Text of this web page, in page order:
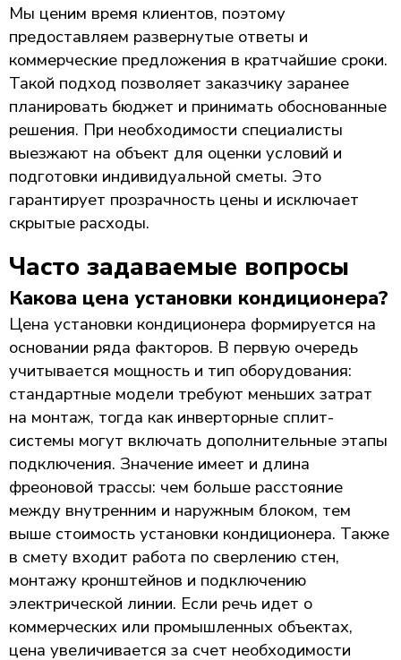
Мы ценим время клиентов, поэтому
предоставляем развернутые ответы и
коммерческие предложения в кратчайшие сроки.
Такой подход позволяет заказчику заранее
планировать бюджет и принимать обоснованные
решения. При необходимости специалисты
выезжают на объект для оценки условий и
подготовки индивидуальной сметы. Это
гарантирует прозрачность цены и исключает
скрытые расходы.
Часто задаваемые вопросы
Какова цена установки кондиционера?
Цена установки кондиционера формируется на
основании ряда факторов. В первую очередь
учитывается мощность и тип оборудования:
стандартные модели требуют меньших затрат
на монтаж, тогда как инверторные сплит-
системы могут включать дополнительные этапы
подключения. Значение имеет и длина
фреоновой трассы: чем больше расстояние
между внутренним и наружным блоком, тем
выше стоимость установки кондиционера. Также
в смету входит работа по сверлению стен,
монтажу кронштейнов и подключению
электрической линии. Если речь идет о
коммерческих или промышленных объектах,
цена увеличивается за счет необходимости